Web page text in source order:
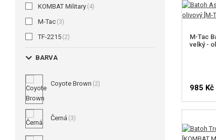
KOMBAT Military (4)
M-Tac (3)
TF-2215 (2)
BARVA
Coyote Brown (2)
Černá (3)
M-Tac
velký -
985 Kč